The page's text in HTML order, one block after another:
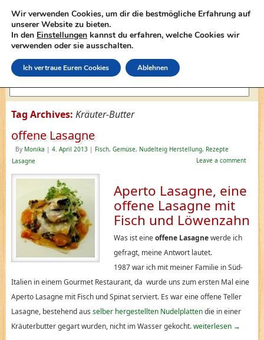
lasagne-rezepte.net
Tag Archives: Kräuter-Butter
offene Lasagne
By Monika | 4. April 2013 | Fisch, Gemüse, Nudelteig Herstellung, Rezepte
Lasagne
Leave a comment
Aperto Lasagne, eine
offene Lasagne mit
Fisch und Löwenzahn
Was ist eineoffene Lasagnewerde ich
gefragt, meine Antwort lautet.
1987 war ich mit meiner Familie in Süd-
Italien in einem Gourmet Restaurant, da wurde uns zum ersten Mal eine
Aperto Lasagne mit Fisch und Spinat serviert. Es war eine offene Teller
Lasagne, bestehend aus selber hergestellten Nudelplattendie in einer
Kräuterbutter gegart wurden, nicht im Wasser gekocht.weiterlesen →
Wir verwenden Cookies, um dir die bestmögliche Erfahrung auf
unserer Website zu bieten.
In den Einstellungen kannst du erfahren, welche Cookies wir
verwenden oder sie ausschalten.
Ich vertraue Euren Cookies Ablehnen